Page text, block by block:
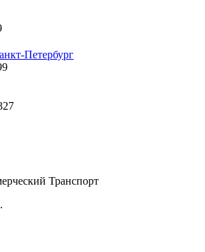
Петербург
Транспорт